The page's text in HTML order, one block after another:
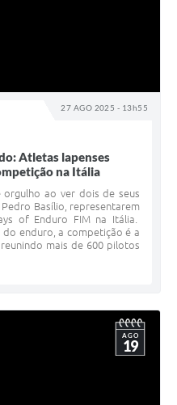
27 AGO 2025 - 13h55
Atletas lapenses
na Itália
orgulho ao ver dois de seus
Basílio, representarem
of Enduro FIM na Itália.
enduro, a competição é a
mais de 600 pilotos
AGO
19